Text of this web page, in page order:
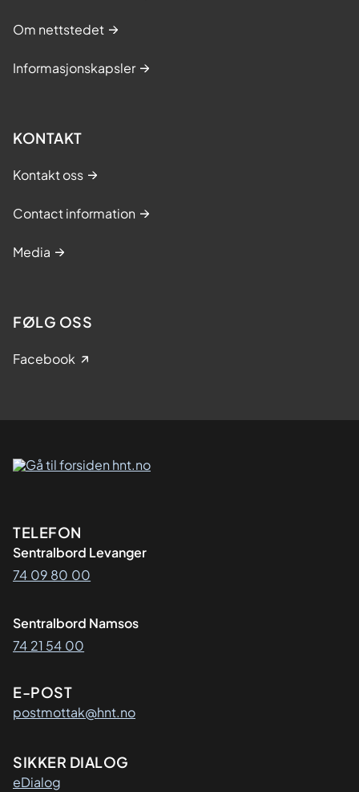
Om nettstedet
Informasjonskapsler
KONTAKT
Kontakt oss
Contact information
Media
FØLG OSS
Facebook
Kontaktinformasjon
TELEFON
Sentralbord Levanger
74 09 80 00
Sentralbord Namsos
74 21 54 00
E-POST
postmottak@hnt.no
SIKKER DIALOG
eDialog